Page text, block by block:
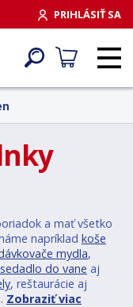
PRIHLÁSIŤ SA
a mať všetko
napríklad koše
mydla,
sedadlo do vane aj
, reštaurácie aj
Zobraziť viac